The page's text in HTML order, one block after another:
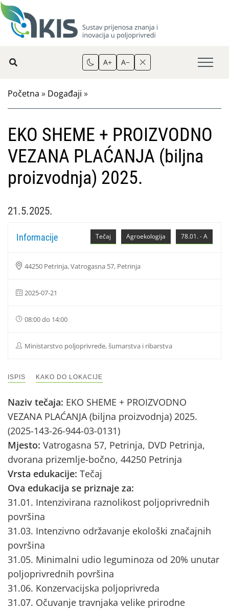
A+ A−
Početna » Događaji »
EKO SHEME + PROIZVODNO
VEZANA PLAĆANJA (biljna
proizvodnja) 2025.
21.5.2025.
78.01. - A
Agroekologija
Tečaj
Informacije
44250 Petrinja, Vatrogasna 57, Petrinja
2025-07-21
08:00 do 14:00
Ministarstvo poljoprivrede, šumarstva i ribarstva
ISPIS KAKO DO LOKACIJE
Naziv tečaja: EKO SHEME + PROIZVODNO
VEZANA PLAĆANJA (biljna proizvodnja) 2025.
(2025-143-26-944-03-0131)
Mjesto: Vatrogasna 57, Petrinja, DVD Petrinja,
dvorana prizemlje-bočno, 44250 Petrinja
Vrsta edukacije: Tečaj
Ova edukacija se priznaje za:
31.01. Intenzivirana raznolikost poljoprivrednih
površina
31.03. Intenzivno održavanje ekološki značajnih
površina
31.05. Minimalni udio leguminoza od 20% unutar
poljoprivrednih površina
31.06. Konzervacijska poljoprivreda
31.07. Očuvanje travnjaka velike prirodne